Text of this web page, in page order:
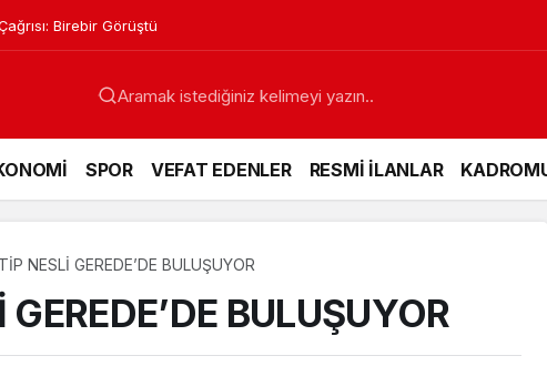
Birebir Görüştü
SPOR VEFAT EDENLER RESMİ İLANLAR
NESLİ GEREDE’DE BULUŞUYOR
BULUŞUYOR